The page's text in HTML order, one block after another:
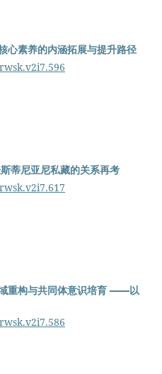
心素养的内涵拓展与提升路径
蒂尼亚尼私藏的关系再考
重构与共同体意识培育 ——以